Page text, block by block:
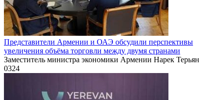
Представители Армении и ОАЭ обсудили перспективы
увеличения объёма торговли между двумя странами
Заместитель министра экономики Армении Нарек Терьян
0324